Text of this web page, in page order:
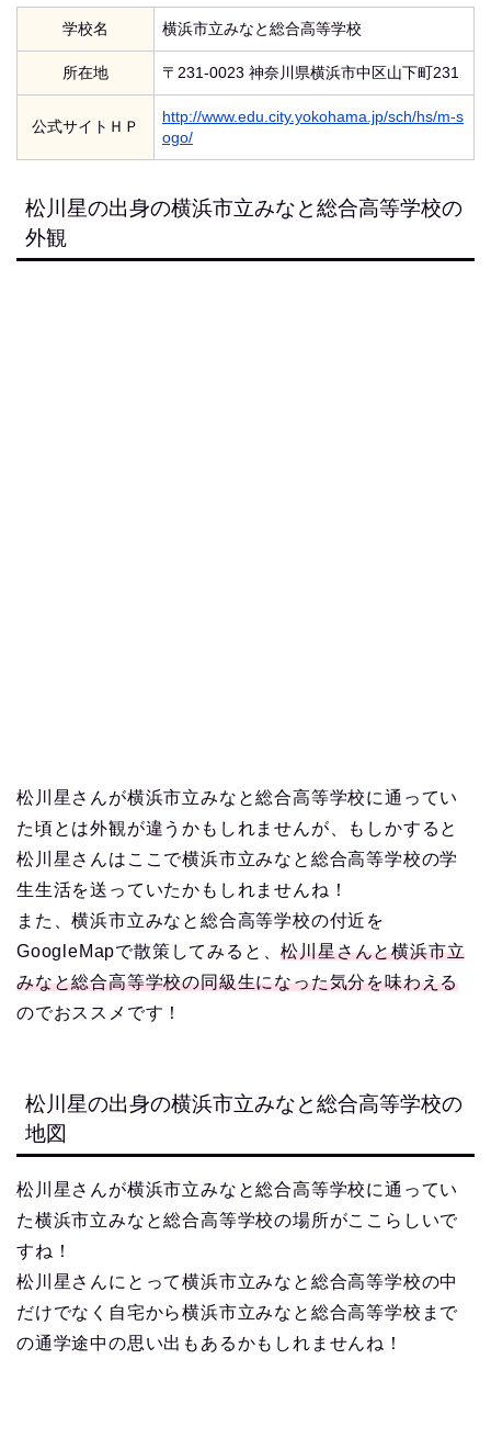
学校名 横浜市立みなと総合高等学校
所在地 〒231-0023 神奈川県横浜市中区山下町231
公式サイトＨＰ
http://www.edu.city.yokohama.jp/sch/hs/m-s
ogo/
松川星の出身の横浜市立みなと総合高等学校の
外観
松川星さんが横浜市立みなと総合高等学校に通ってい
た頃とは外観が違うかもしれませんが、もしかすると
松川星さんはここで横浜市立みなと総合高等学校の学
生生活を送っていたかもしれませんね！
また、横浜市立みなと総合高等学校の付近を
GoogleMapで散策してみると、松川星さんと横浜市立
みなと総合高等学校の同級生になった気分を味わえる
のでおススメです！
松川星の出身の横浜市立みなと総合高等学校の
地図
松川星さんが横浜市立みなと総合高等学校に通ってい
た横浜市立みなと総合高等学校の場所がここらしいで
すね！
松川星さんにとって横浜市立みなと総合高等学校の中
だけでなく自宅から横浜市立みなと総合高等学校まで
の通学途中の思い出もあるかもしれませんね！